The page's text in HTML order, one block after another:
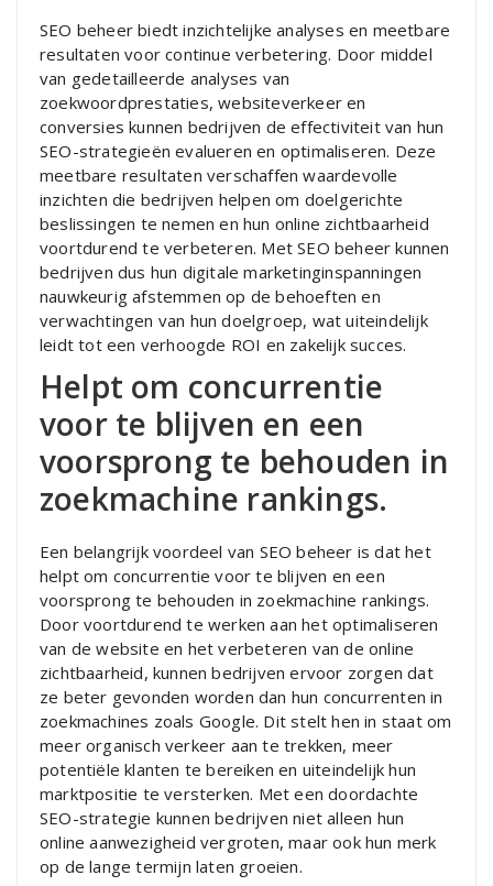
SEO beheer biedt inzichtelijke analyses en meetbare
resultaten voor continue verbetering. Door middel
van gedetailleerde analyses van
zoekwoordprestaties, websiteverkeer en
conversies kunnen bedrijven de effectiviteit van hun
SEO-strategieën evalueren en optimaliseren. Deze
meetbare resultaten verschaffen waardevolle
inzichten die bedrijven helpen om doelgerichte
beslissingen te nemen en hun online zichtbaarheid
voortdurend te verbeteren. Met SEO beheer kunnen
bedrijven dus hun digitale marketinginspanningen
nauwkeurig afstemmen op de behoeften en
verwachtingen van hun doelgroep, wat uiteindelijk
leidt tot een verhoogde ROI en zakelijk succes.
Helpt om concurrentie
voor te blijven en een
voorsprong te behouden in
zoekmachine rankings.
Een belangrijk voordeel van SEO beheer is dat het
helpt om concurrentie voor te blijven en een
voorsprong te behouden in zoekmachine rankings.
Door voortdurend te werken aan het optimaliseren
van de website en het verbeteren van de online
zichtbaarheid, kunnen bedrijven ervoor zorgen dat
ze beter gevonden worden dan hun concurrenten in
zoekmachines zoals Google. Dit stelt hen in staat om
meer organisch verkeer aan te trekken, meer
potentiële klanten te bereiken en uiteindelijk hun
marktpositie te versterken. Met een doordachte
SEO-strategie kunnen bedrijven niet alleen hun
online aanwezigheid vergroten, maar ook hun merk
op de lange termijn laten groeien.